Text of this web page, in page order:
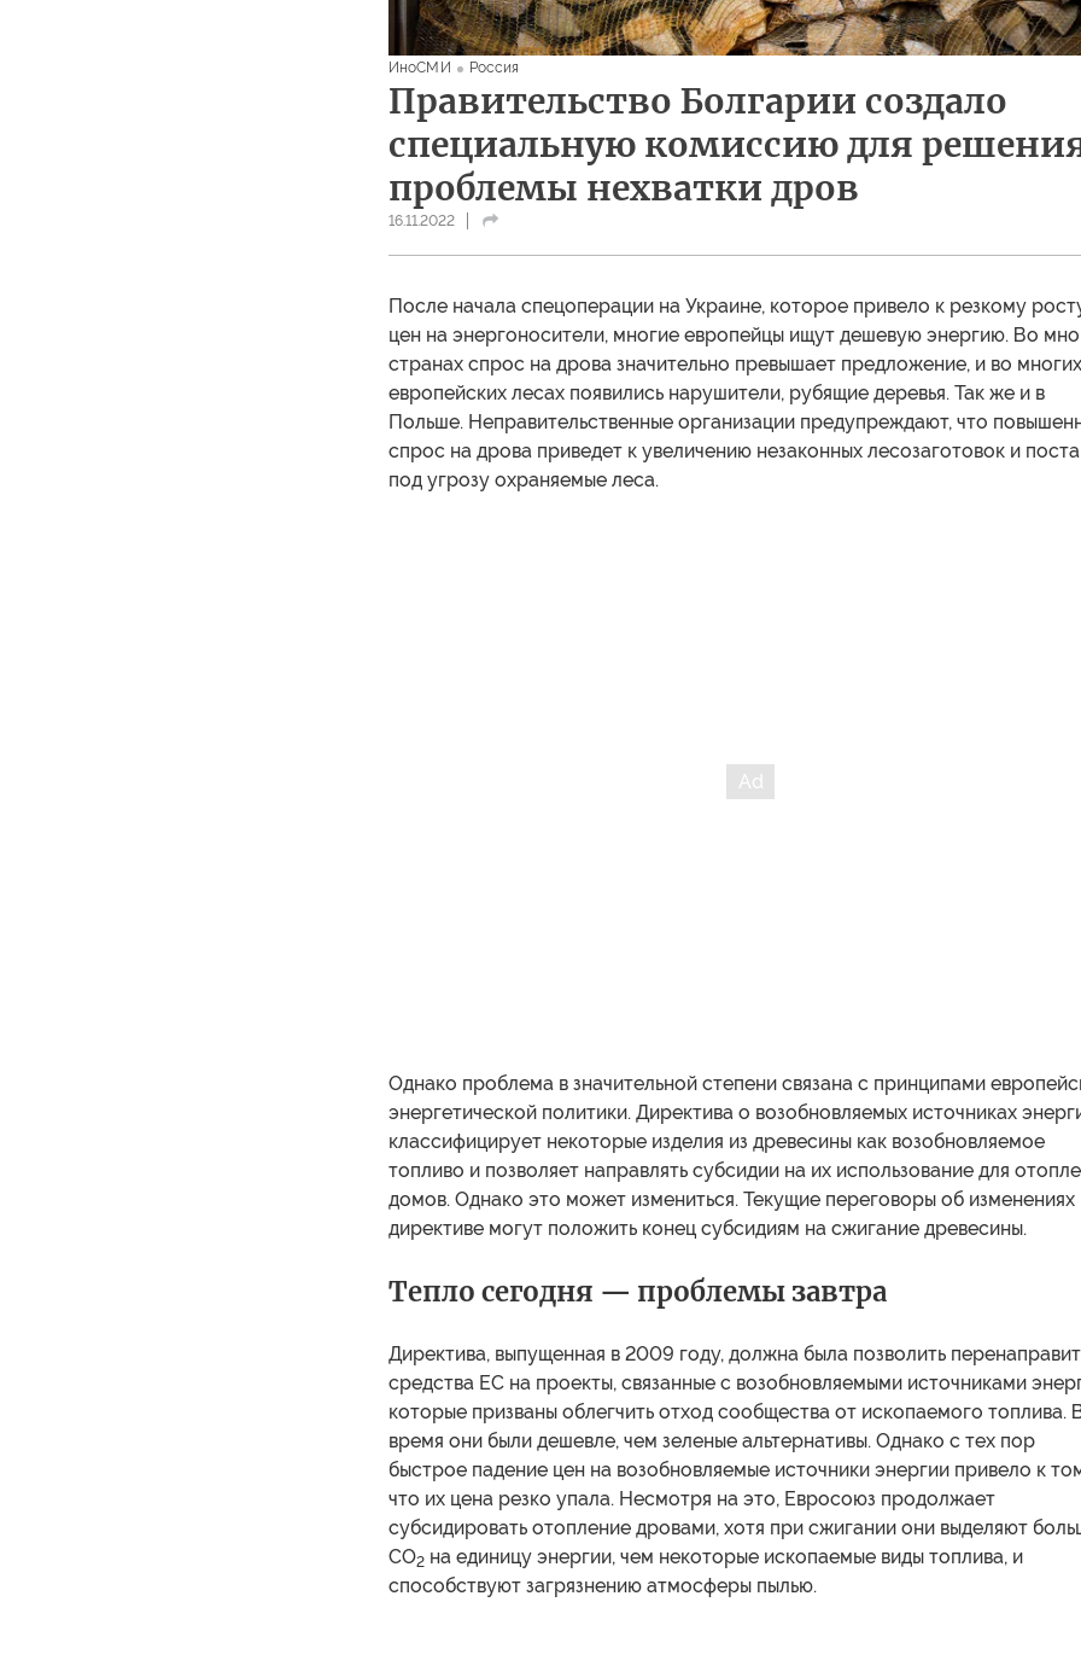
ИноСМИ Россия
Правительство Болгарии создало
специальную комиссию для
проблемы нехватки дров
16.11.2022
После начала спецоперации на Украине, которое привело к резкому
цен на энергоносители, многие европейцы ищут дешевую энергию. Во
странах спрос на дрова значительно превышает предложение, и во многих
европейских лесах появились нарушители, рубящие деревья. Так же и в
Польше. Неправительственные организации предупреждают, что
спрос на дрова приведет к увеличению незаконных лесозаготовок и
под угрозу охраняемые леса.
Однако проблема в значительной степени связана с принципами
энергетической политики. Директива о возобновляемых источниках
классифицирует некоторые изделия из древесины как возобновляемое
топливо и позволяет направлять субсидии на их использование для
домов. Однако это может измениться. Текущие переговоры об изменениях
директиве могут положить конец субсидиям на сжигание древесины.
Тепло сегодня — проблемы завтра
Директива, выпущенная в 2009 году, должна была позволить
средства ЕС на проекты, связанные с возобновляемыми источниками
которые призваны облегчить отход сообщества от ископаемого топлива.
время они были дешевле, чем зеленые альтернативы. Однако с тех пор
быстрое падение цен на возобновляемые источники энергии привело к
что их цена резко упала. Несмотря на это, Евросоюз продолжает
субсидировать отопление дровами, хотя при сжигании они выделяют
CO2 на единицу энергии, чем некоторые ископаемые виды топлива, и
способствуют загрязнению атмосферы пылью.